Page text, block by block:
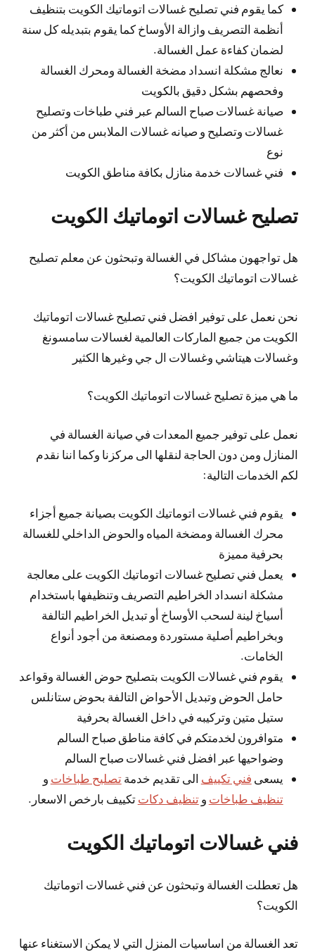
كما يقوم فني تصليح غسالات اتوماتيك الكويت بتنظيف
أنظمة التصريف وازالة الأوساخ كما يقوم بتبديله كل سنة
لضمان كفاءة عمل الغسالة.
نعالج مشكلة انسداد مضخة الغسالة ومحرك الغسالة
وفحصهم بشكل دقيق بالكويت
صيانة غسالات صباح السالم عبر فني طباخات وتصليح
غسالات وتصليح و صيانه غسالات الملابس من أكثر من
نوع
فني غسالات خدمة منازل بكافة مناطق الكويت
تصليح غسالات اتوماتيك الكويت
هل تواجهون مشاكل في الغسالة وتبحثون عن معلم تصليح
غسالات اتوماتيك الكويت؟
نحن نعمل على توفير افضل فني تصليح غسالات اتوماتيك
الكويت من جميع الماركات العالمية لغسالات سامسونغ
وغسالات هيتاشي وغسالات ال جي وغيرها الكثير
ما هي ميزة تصليح غسالات اتوماتيك الكويت؟
نعمل على توفير جميع المعدات في صيانة الغسالة في
المنازل ومن دون الحاجة لنقلها الى مركزنا وكما اننا نقدم
لكم الخدمات التالية:
يقوم فني غسالات اتوماتيك الكويت بصيانة جميع أجزاء
محرك الغسالة ومضخة المياه والحوض الداخلي للغسالة
بحرفية مميزة
يعمل فني تصليح غسالات اتوماتيك الكويت على معالجة
مشكلة انسداد الخراطيم التصريف وتنظيفها باستخدام
أسياخ لينة لسحب الأوساخ أو تبديل الخراطيم التالفة
وبخراطيم أصلية مستوردة ومصنعة من أجود أنواع
الخامات.
يقوم فني غسالات الكويت بتصليح حوض الغسالة وقواعد
حامل الحوض وتبديل الأحواض التالفة بحوض ستانلس
ستيل متين وتركيبه في داخل الغسالة بحرفية
متوافرون لخدمتكم في كافة مناطق صباح السالم
وضواحيها عبر افضل فني غسالات صباح السالم
يسعى فني تكييف الى تقديم خدمةتصليح طباخات و
تنظيف طباخات وتنظيف دكات تكييف بارخص الاسعار.
فني غسالات اتوماتيك الكويت
هل تعطلت الغسالة وتبحثون عن فني غسالات اتوماتيك
الكويت؟
تعد الغسالة من اساسيات المنزل التي لا يمكن الاستغناء عنها